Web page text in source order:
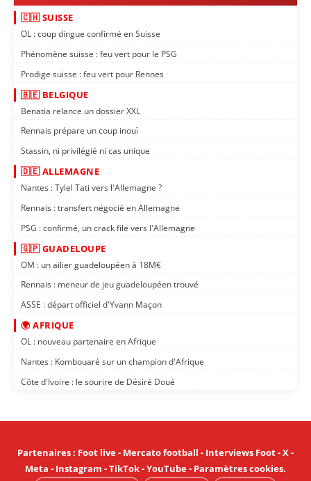
🇨🇭 SUISSE
OL : coup dingue confirmé en Suisse
Phénomène suisse : feu vert pour le PSG
Prodige suisse : feu vert pour Rennes
🇧🇪 BELGIQUE
Benatia relance un dossier XXL
Rennais prépare un coup inouï
Stassin, ni privilégié ni cas unique
🇩🇪 ALLEMAGNE
Nantes : Tylel Tati vers l'Allemagne ?
Rennais : transfert négocié en Allemagne
PSG : confirmé, un crack file vers l'Allemagne
🇬🇵 GUADELOUPE
OM : un ailier guadeloupéen à 18M€
Rennais : meneur de jeu guadeloupéen trouvé
ASSE : départ officiel d'Yvann Maçon
🌍 AFRIQUE
OL : nouveau partenaire en Afrique
Nantes : Kombouaré sur un champion d'Afrique
Côte d'Ivoire : le sourire de Désiré Doué
Partenaires: Foot live- Mercato football - Interviews Foot-X-
Meta - Instagram -TikTok-YouTube- Paramètres cookies.